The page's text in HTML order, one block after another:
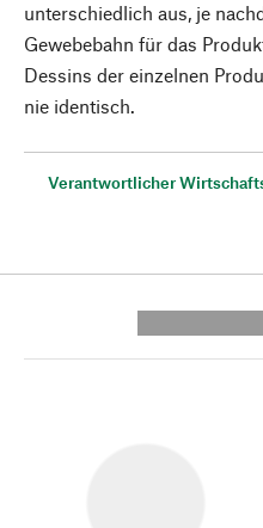
unterschiedlich aus, je
Gewebebahn für das
Dessins der einzelnen
nie identisch.
Verantwortlicher